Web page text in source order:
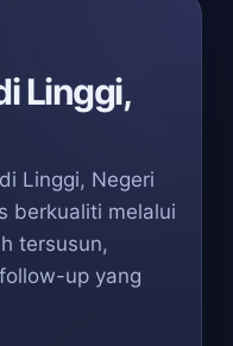
Linggi,
Linggi, Negeri
berkualiti melalui
tersusun,
up yang